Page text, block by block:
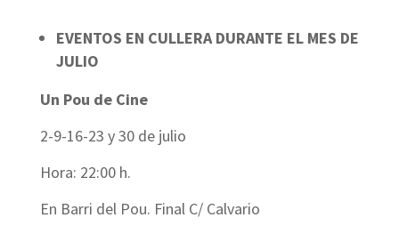
EVENTOS EN CULLERA DURANTE EL MES DE
JULIO
Un Pou de Cine
2-9-16-23 y 30 de julio
Hora: 22:00 h.
En Barri del Pou. Final C/ Calvario